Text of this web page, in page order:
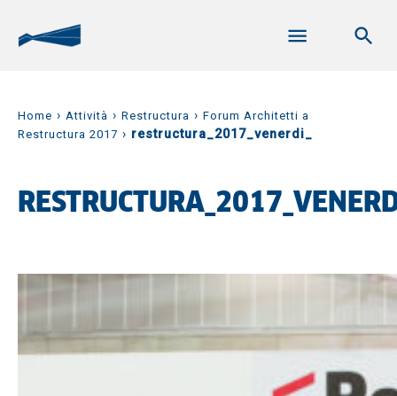
Home › Attività › Restructura › Forum Architetti a
Restructura 2017 › restructura_2017_venerdi_